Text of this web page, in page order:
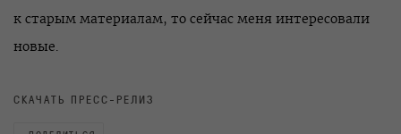
к старым материалам, то сейчас меня интересовали
новые.
СКАЧАТЬ ПРЕСС-РЕЛИЗ